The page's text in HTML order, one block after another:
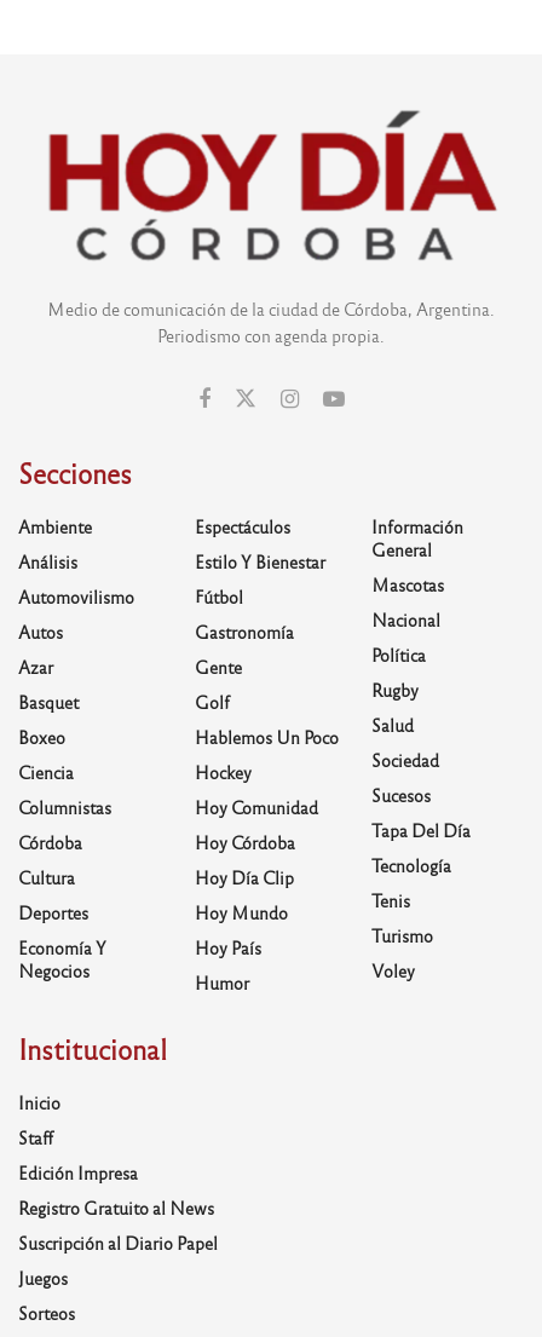
Medio de comunicación de la ciudad de Córdoba, Argentina.
Periodismo con agenda propia.
Secciones
Ambiente
Análisis
Automovilismo
Autos
Azar
Basquet
Boxeo
Ciencia
Columnistas
Córdoba
Cultura
Deportes
Economía Y
Negocios
Espectáculos
Estilo Y Bienestar
Fútbol
Gastronomía
Gente
Golf
Hablemos Un Poco
Hockey
Hoy Comunidad
Hoy Córdoba
Hoy Día Clip
Hoy Mundo
Hoy País
Humor
Información
General
Mascotas
Nacional
Política
Rugby
Salud
Sociedad
Sucesos
Tapa Del Día
Tecnología
Tenis
Turismo
Voley
Institucional
Inicio
Staff
Edición Impresa
Registro Gratuito al News
Suscripción al Diario Papel
Juegos
Sorteos